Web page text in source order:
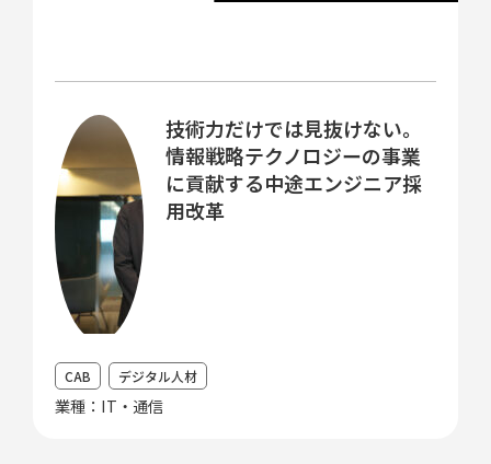
技術力だけでは見抜けない。
情報戦略テクノロジーの事業
に貢献する中途エンジニア採
用改革
業種：IT・通信
CAB デジタル人材